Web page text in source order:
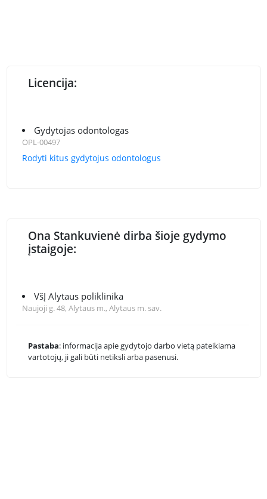
Licencija:
Gydytojas odontologas
OPL-00497
Rodyti kitus gydytojus odontologus
Ona Stankuvienė dirba šioje gydymo
įstaigoje:
VšĮ Alytaus poliklinika
Naujoji g. 48, Alytaus m., Alytaus m. sav.
Pastaba: informacija apie gydytojo darbo vietą pateikiama
vartotojų, ji gali būti netiksli arba pasenusi.